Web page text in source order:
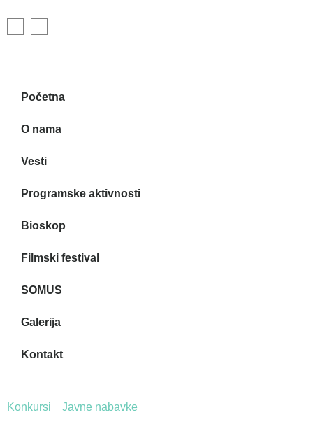
Početna
O nama
Vesti
Programske aktivnosti
Bioskop
Filmski festival
SOMUS
Galerija
Kontakt
Konkursi Javne nabavke